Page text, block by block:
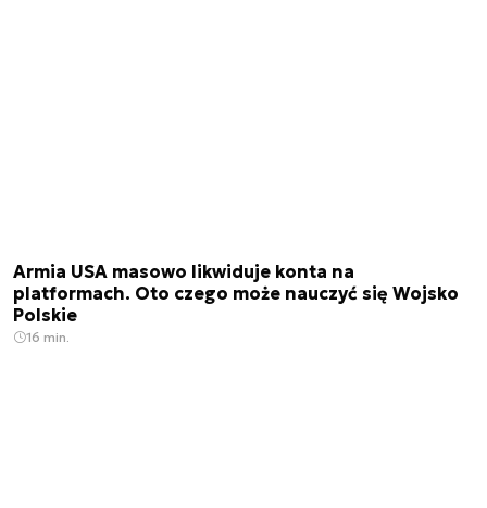
Armia USA masowo likwiduje konta na
platformach. Oto czego może nauczyć się Wojsko
Polskie
16 min.